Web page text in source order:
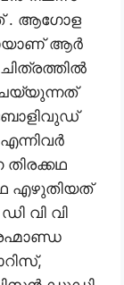
. ആഗോള
ആർ
ബോളിവുഡ്
എഴുതിയത്
വി വി